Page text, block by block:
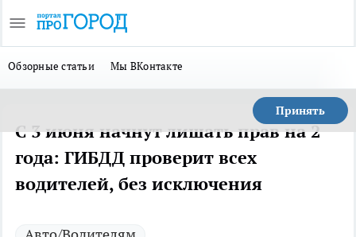
Обзорные статьи Мы ВКонтакте
Принять
С 3 июня начнут лишать прав на 2
года: ГИБДД проверит всех
водителей, без исключения